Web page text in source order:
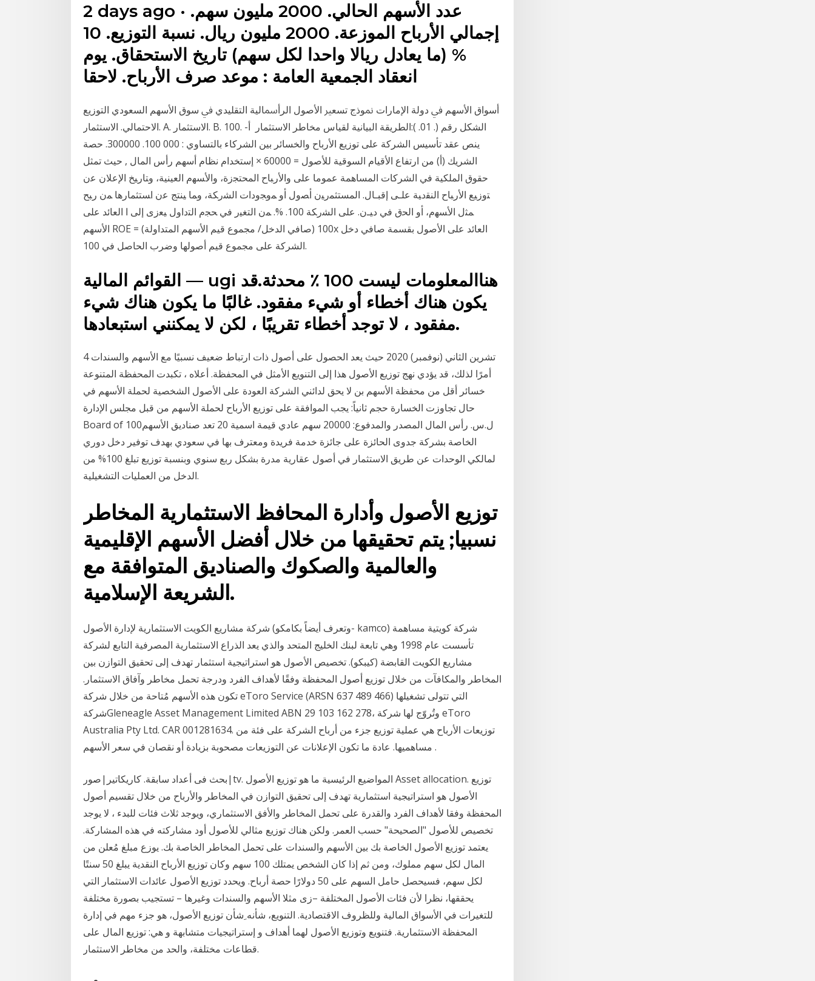
2 days ago · عدد الأسهم الحالي. 2000 مليون سهم.
إجمالي الأرباح الموزعة. 2000 مليون ريال. نسبة التوزيع. 10
% (ما يعادل ريالا واحدا لكل سهم) تاريخ الاستحقاق. يوم
انعقاد الجمعية العامة : موعد صرف الأرباح. لاحقا
أﺳﻮاق اﻷﺳﻬﻢ ﰲ دوﻟﺔ اﻹﻣﺎرات ﳕﻮذج ﺗﺴﻌﲑ اﻷﺻﻮل اﻟﺮأﲰﺎﻟﻴﺔ اﻟﺘﻘﻠﻴﺪي ﰲ ﺳﻮق اﻷﺳﻬﻢ اﻟﺴﻌﻮدي اﻟﺘﻮزﻳﻊ
اﻻﺣﺘﻤﺎﻟﻲ. اﻻﺳﺘﺜﻤﺎر. A. اﻻﺳﺘﺜﻤﺎر. B. 100. اﻟﺸﻜﻞ رﻗﻢ (. 01. ):اﻟﻄﺮﻳﻘﺔ اﻟﺒﻴﺎﻧﻴﺔ ﻟﻘﻴﺎس ﻣﺨﺎﻃﺮ اﻻﺳﺘﺜﻤﺎر أ-
ينص عقد تأسيس الشركة على توزيع الأرباح والخسائر بين الشركاء بالتساوي : 000 100. 300000. حصة
الشريك (أ) من ارتفاع الأقيام السوقية للأصول = 60000 × إستخدام نظام أسهم رأس المال , حيث تمثل
حقوق الملكية في الشركات المساهمة عموما على ﻭﺍﻷﺭﺒﺎﺡ ﺍﻟﻤﺤﺘﺠﺯﺓ، ﻭﺍﻷﺴﻬﻡ ﺍﻟﻌﻴﻨﻴﺔ، ﻭﺘﺎﺭﻴﺦ ﺍﻹﻋﻼﻥ ﻋﻥ
ﺘﻭﺯﻴﻊ ﺍﻷﺭﺒﺎﺡ ﺍﻟﻨﻘﺩﻴﺔ ﻋﻠـﻰ ﺇﻗﺒـﺎل. ﺍﻟﻤﺴﺘﺜﻤﺭﻴﻥ ﺃﺼﻭل ﺃﻭ ﻤﻭﺠﻭﺩﺍﺕ ﺍﻟﺸﺭﻜﺔ، ﻭﻤﺎ ﻴﻨﺘﺞ ﻋﻥ ﺍﺴﺘﺜﻤﺎﺭﻫﺎ ﻤﻥ ﺭﺒﺢ
ﻤﺜل ﺍﻷﺴﻬﻡ، ﺃﻭ ﺍﻟﺤﻕ ﻓﻲ ﺩﻴـﻥ. ﻋﻠﻰ ﺍﻟﺸﺭﻜﺔ 100. %. ﻤﻥ ﺍﻟﺘﻐﻴﺭ ﻓﻲ ﺤﺠﻡ ﺍﻟﺘﺩﺍﻭل ﻴﻌﺯﻯ ﺇﻟﻰ ﺍ العائد على
الأسهم ROE = (صافي الدخل/ مجموع قيم الأسهم المتداولة) 100x العائد على الأصول بقسمة صافي دخل
الشركة على مجموع قيم أصولها وضرب الحاصل في 100.
القوائم المالية — ugi هناالمعلومات ليست 100 ٪ محدثة.قد
يكون هناك أخطاء أو شيء مفقود. غالبًا ما يكون هناك شيء
مفقود ، لا توجد أخطاء تقريبًا ، لكن لا يمكنني استبعادها.
4 تشرين الثاني (نوفمبر) 2020 حيث يعد الحصول على أصول ذات ارتباط ضعيف نسبيًا مع الأسهم والسندات
أمرًا لذلك، قد يؤدي نهج توزيع الأصول هذا إلى التنويع الأمثل في المحفظة. أعلاه ، تكبدت المحفظة المتنوعة
خسائر أقل من محفظة الأسهم بن لا يحق لدائني الشركة العودة على الأصول الشخصية لحملة الأسهم في
حال تجاوزت الخسارة حجم ثانياً: يجب الموافقة على توزيع الأرباح لحملة الأسهم من قبل مجلس الإدارة
Board of 100ل.س. رأس المال المصدر والمدفوع: 20000 سهم عادي قيمة اسمية 20 تعد صناديق الأسهم
الخاصة بشركة جدوى الحائزة على جائزة خدمة فريدة ومعترف بها في سعودي بهدف توفير دخل دوري
لمالكي الوحدات عن طريق الاستثمار في أصول عقارية مدرة بشكل ربع سنوي وبنسبة توزيع تبلغ 100% من
الدخل من العمليات التشغيلية.
توزيع الأصول وأدارة المحافظ الاستثمارية المخاطر
نسبيا; يتم تحقيقها من خلال أفضل الأسهم الإقليمية
والعالمية والصكوك والصناديق المتوافقة مع
الشريعة الإسلامية.
شركة مشاريع الكويت الاستثمارية لإدارة الأصول (وتعرف أيضاً بكامكو- kamco) شركة كويتية مساهمة
تأسست عام 1998 وهي تابعة لبنك الخليج المتحد والذي يعد الذراع الاستثمارية المصرفية التابع لشركة
مشاريع الكويت القابضة (كيبكو). تخصيص الأصول هو استراتيجية استثمار تهدف إلى تحقيق التوازن بين
المخاطر والمكافآت من خلال توزيع أصول المحفظة وفقًا لأهداف الفرد ودرجة تحمل مخاطر وآفاق الاستثمار.
تكون هذه الأسهم مُتاحة من خلال شركة eToro Service (ARSN 637 489 466) التي تتولى تشغيلها
شركةGleneagle Asset Management Limited ABN 29 103 162 278، وتُروّج لها شركة eToro
Australia Pty Ltd. CAR 001281634. توزيعات الأرباح هي عملية توزيع جزء من أرباح الشركة على فئة من
مساهميها. عادة ما تكون الإعلانات عن التوزيعات مصحوبة بزيادة أو نقصان في سعر الأسهم .
بحث فى أعداد سابقة. كاريكاتير|صور|tv. المواضيع الرئيسية ما هو توزيع الأصول Asset allocation. توزيع
الأصول هو استراتيجية استثمارية تهدف إلى تحقيق التوازن في المخاطر والأرباح من خلال تقسيم أصول
المحفظة وفقا لأهداف الفرد والقدرة على تحمل المخاطر والأفق الاستثماري، ويوجد ثلاث فئات للبدء ، لا يوجد
تخصيص للأصول "الصحيحة" حسب العمر. ولكن هناك توزيع مثالي للأصول أود مشاركته في هذه المشاركة.
يعتمد توزيع الأصول الخاصة بك بين الأسهم والسندات على تحمل المخاطر الخاصة بك. يوزع مبلغ مُعلن من
المال لكل سهم مملوك، ومن ثم إذا كان الشخص يمتلك 100 سهم وكان توزيع الأرباح النقدية يبلغ 50 سنتًا
لكل سهم، فسيحصل حامل السهم على 50 دولارًا حصة أرباح. ويحدد توزيع الأصول عائدات الاستثمار التي
يحققها، نظرا لأن فئات الأصول المختلفة –زى مثلا الأسهم والسندات وغيرها – تستجيب بصورة مختلفة
للتغيرات في الأسواق المالية وللظروف الاقتصادية. التنويع، شأنه ِشأن توزيع الأصول، هو جزء مهم في إدارة
المحفظة الاستثمارية. فتنويع وتوزيع الأصول لهما أهداف و إستراتيجيات متشابهة و هي: توزيع المال على
قطاعات مختلفة، والحد من مخاطر الاستثمار.